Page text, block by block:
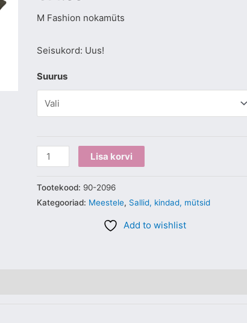
M Fashion nokamüts
Seisukord: Uus!
Suurus
Lisa korvi
Tootekood: 90-2096
Kategooriad: Meestele, Sallid, kindad, mütsid
Add to wishlist